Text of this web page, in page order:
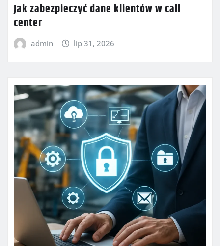
Jak zabezpieczyć dane klientów w call
center
admin lip 31, 2026